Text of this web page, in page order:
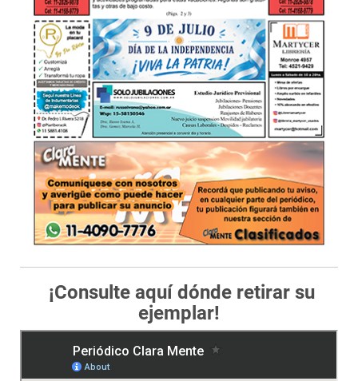
¡Consulte aquí dónde retirar su
ejemplar!